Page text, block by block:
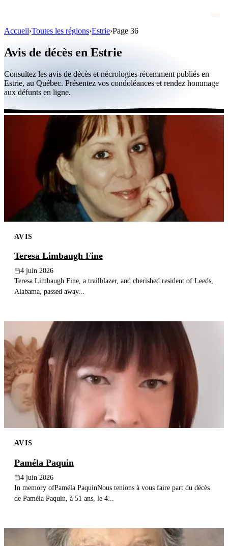
Personnalités publiques
Québec
Canada
International
Par ville
Maisons funéraires
Éternea
Blog
Recherche
Accueil›Toutes les régions›Estrie›Page 36
Avis de décès en Estrie
Consultez les avis de décès et nécrologies récemment publiés en
Estrie, au Québec. Présentez vos condoléances et rendez hommage
aux défunts en ligne.
AVIS
Teresa Limbaugh Fine
4 juin 2026
Teresa Limbaugh Fine, a trailblazer, and cherished resident of Leeds,
Alabama, passed away...
AVIS
Paméla Paquin
4 juin 2026
In memory ofPaméla PaquinNous tenions à vous faire part du décès
de Paméla Paquin, à 51 ans, le 4...